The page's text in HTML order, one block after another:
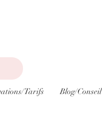
Tarifs Blog/Conseil